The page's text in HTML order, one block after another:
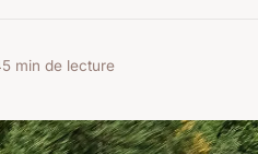
5 min de lecture